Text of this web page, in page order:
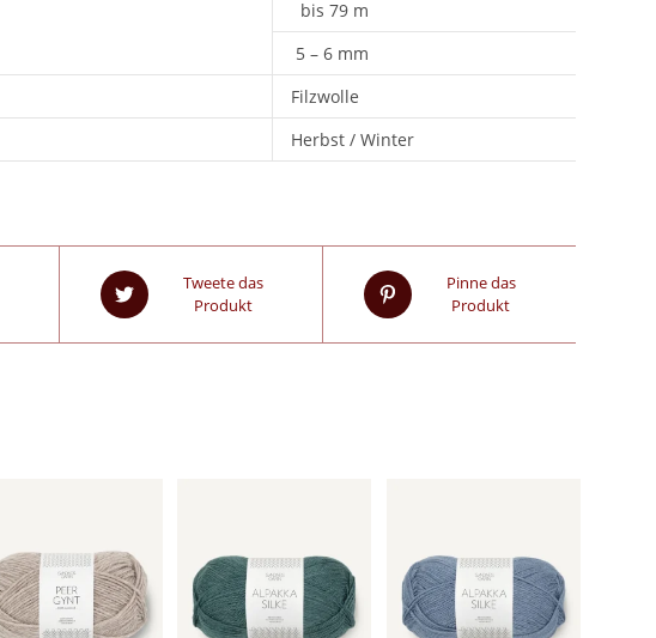
bis 79 m
5 – 6 mm
Filzwolle
Herbst / Winter
Tweete das
Produkt
Pinne das
Produkt